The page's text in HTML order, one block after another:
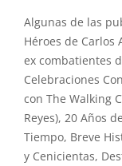
Algunas de las
Héroes de
ex combatientes
Celebraciones
con The Walking
Reyes), 20 Años
Tiempo, Breve
y Cenicientas,